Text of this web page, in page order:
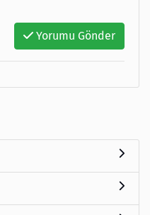
Yorumu Gönder